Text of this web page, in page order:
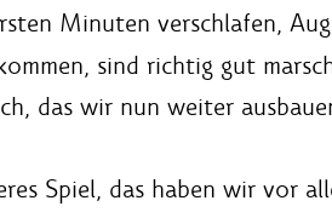
Minuten verschlafen,
sind richtig gut
das wir nun weiter
Spiel, das haben wir vor